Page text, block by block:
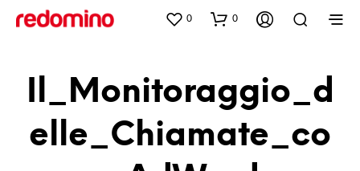
0 0
Il_Monitoraggio_d
Elle_Chiamate_co